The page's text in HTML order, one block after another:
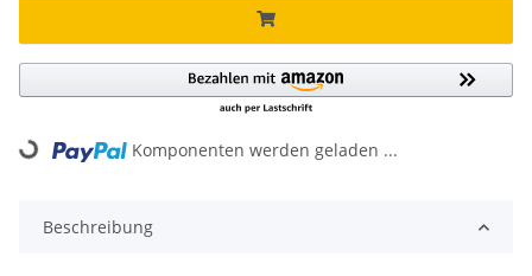
Loading... Komponenten werden geladen ...
Beschreibung